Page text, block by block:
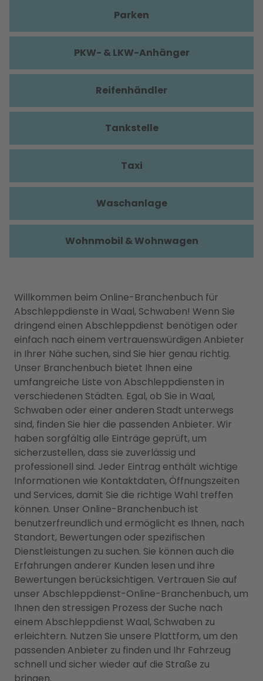
Willkommen beim Online-Branchenbuch für
Abschleppdienste in Waal, Schwaben! Wenn Sie
dringend einen Abschleppdienst benötigen oder
einfach nach einem vertrauenswürdigen Anbieter
in Ihrer Nähe suchen, sind Sie hier genau richtig.
Unser Branchenbuch bietet Ihnen eine
umfangreiche Liste von Abschleppdiensten in
verschiedenen Städten. Egal, ob Sie in Waal,
Schwaben oder einer anderen Stadt unterwegs
sind, finden Sie hier die passenden Anbieter. Wir
haben sorgfältig alle Einträge geprüft, um
sicherzustellen, dass sie zuverlässig und
professionell sind. Jeder Eintrag enthält wichtige
Informationen wie Kontaktdaten, Öffnungszeiten
und Services, damit Sie die richtige Wahl treffen
können. Unser Online-Branchenbuch ist
benutzerfreundlich und ermöglicht es Ihnen, nach
Standort, Bewertungen oder spezifischen
Dienstleistungen zu suchen. Sie können auch die
Erfahrungen anderer Kunden lesen und ihre
Bewertungen berücksichtigen. Vertrauen Sie auf
unser Abschleppdienst-Online-Branchenbuch, um
Ihnen den stressigen Prozess der Suche nach
einem Abschleppdienst Waal, Schwaben zu
erleichtern. Nutzen Sie unsere Plattform, um den
passenden Anbieter zu finden und Ihr Fahrzeug
schnell und sicher wieder auf die Straße zu
Parken
PKW- & LKW-Anhänger
Reifenhändler
Tankstelle
Taxi
Waschanlage
Wohnmobil & Wohnwagen